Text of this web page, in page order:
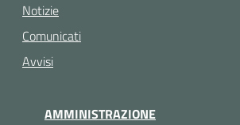
Notizie
Comunicati
Avvisi
AMMINISTRAZIONE